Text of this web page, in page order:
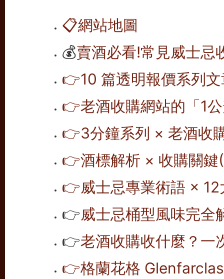
📋網站地圖
💰賣酒必看!常見威士忌
👉10 篇透明報價系列
👉老酒收購網站的「1
👉3分鐘系列 × 老酒收
👉酒標解析 × 收購關鍵
👉威士忌專業術語 ×
👉威士忌桶型風味完全
👉老酒收購收什麼？一
👉格蘭花格